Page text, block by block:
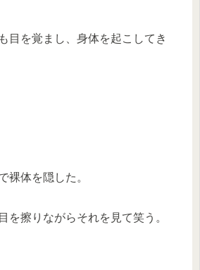
目を覚まし、身体を起こしてき
裸体を隠した。
を擦りながらそれを見て笑う。